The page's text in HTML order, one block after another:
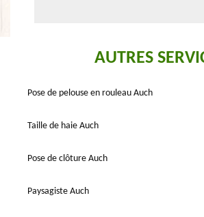
AUTRES
Pose de pelouse en rouleau Auch
Taille de haie Auch
Pose de clôture Auch
Paysagiste Auch